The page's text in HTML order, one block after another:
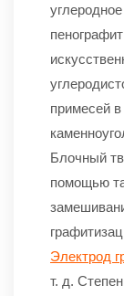
примесей в
Блочный
помощью
Электрод
т. д.